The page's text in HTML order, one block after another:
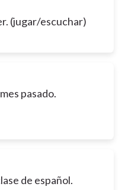
(jugar/escuchar)
pasado.
de español.